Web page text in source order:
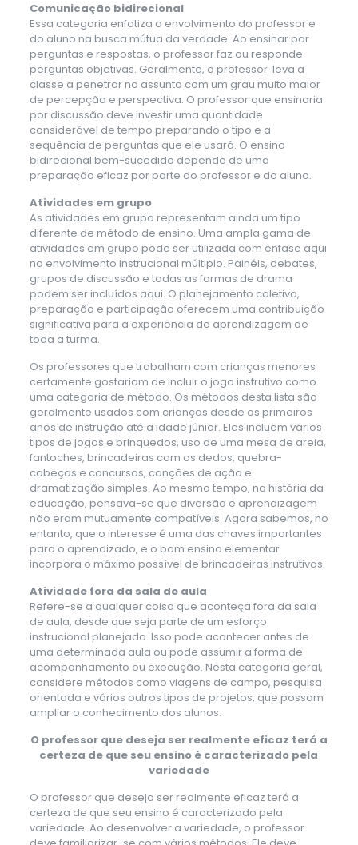
Comunicação bidirecional
Essa categoria enfatiza o envolvimento do professor e
do aluno na busca mútua da verdade. Ao ensinar por
perguntas e respostas, o professor faz ou responde
perguntas objetivas. Geralmente, o professor leva a
classe a penetrar no assunto com um grau muito maior
de percepção e perspectiva. O professor que ensinaria
por discussão deve investir uma quantidade
considerável de tempo preparando o tipo e a
sequência de perguntas que ele usará. O ensino
bidirecional bem-sucedido depende de uma
preparação eficaz por parte do professor e do aluno.
Atividades em grupo
As atividades em grupo representam ainda um tipo
diferente de método de ensino. Uma ampla gama de
atividades em grupo pode ser utilizada com ênfase aqui
no envolvimento instrucional múltiplo. Painéis, debates,
grupos de discussão e todas as formas de drama
podem ser incluídos aqui. O planejamento coletivo,
preparação e participação oferecem uma contribuição
significativa para a experiência de aprendizagem de
toda a turma.
Os professores que trabalham com crianças menores
certamente gostariam de incluir o jogo instrutivo como
uma categoria de método. Os métodos desta lista são
geralmente usados ​​com crianças desde os primeiros
anos de instrução até a idade júnior. Eles incluem vários
tipos de jogos e brinquedos, uso de uma mesa de areia,
fantoches, brincadeiras com os dedos, quebra-
cabeças e concursos, canções de ação e
dramatização simples. Ao mesmo tempo, na história da
educação, pensava-se que diversão e aprendizagem
não eram mutuamente compatíveis. Agora sabemos, no
entanto, que o interesse é uma das chaves importantes
para o aprendizado, e o bom ensino elementar
incorpora o máximo possível de brincadeiras instrutivas.
Atividade fora da sala de aula
Refere-se a qualquer coisa que aconteça fora da sala
de aula, desde que seja parte de um esforço
instrucional planejado. Isso pode acontecer antes de
uma determinada aula ou pode assumir a forma de
acompanhamento ou execução. Nesta categoria geral,
considere métodos como viagens de campo, pesquisa
orientada e vários outros tipos de projetos, que possam
ampliar o conhecimento dos alunos.
O professor que deseja ser realmente eficaz terá a
certeza de que seu ensino é caracterizado pela
variedade
O professor que deseja ser realmente eficaz terá a
certeza de que seu ensino é caracterizado pela
variedade. Ao desenvolver a variedade, o professor